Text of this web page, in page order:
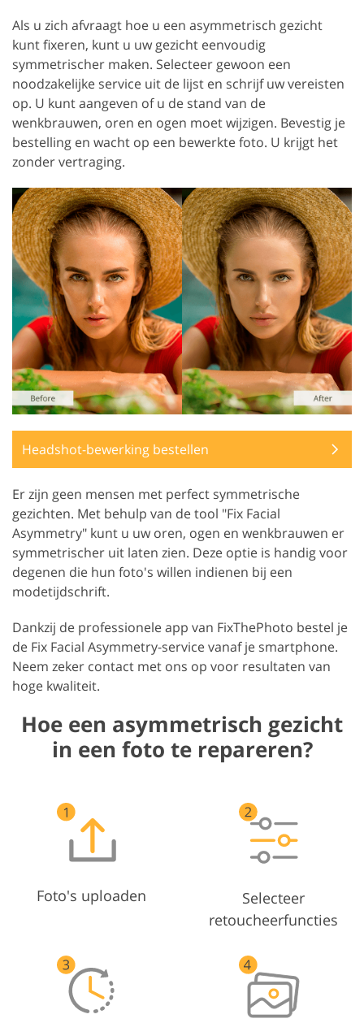
Als u zich afvraagt hoe u een asymmetrisch gezicht
kunt fixeren, kunt u uw gezicht eenvoudig
symmetrischer maken. Selecteer gewoon een
noodzakelijke service uit de lijst en schrijf uw vereisten
op. U kunt aangeven of u de stand van de
wenkbrauwen, oren en ogen moet wijzigen. Bevestig je
bestelling en wacht op een bewerkte foto. U krijgt het
zonder vertraging.
Headshot-bewerking bestellen
Er zijn geen mensen met perfect symmetrische
gezichten. Met behulp van de tool "Fix Facial
Asymmetry" kunt u uw oren, ogen en wenkbrauwen er
symmetrischer uit laten zien. Deze optie is handig voor
degenen die hun foto's willen indienen bij een
modetijdschrift.
Dankzij de professionele app van FixThePhoto bestel je
de Fix Facial Asymmetry-service vanaf je smartphone.
Neem zeker contact met ons op voor resultaten van
hoge kwaliteit.
Hoe een asymmetrisch gezicht
in een foto te repareren?
Foto's uploaden
Selecteer
retoucheerfuncties